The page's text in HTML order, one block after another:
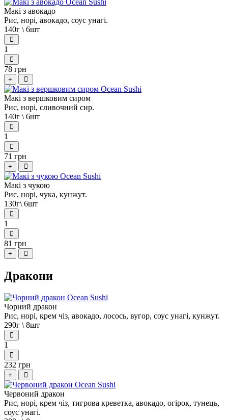
Макі з авокадо
Рис, норі, авокадо, соус унагі.
140г \ 6шт
1
78 грн
+
Макі з вершковим сиром
Рис, норі, сливочний сир.
140г \ 6шт
1
71 грн
+
Макі з чукою
Рис, норі, чука, кунжут.
130г\ 6шт
1
81 грн
+
Дракони
Чорний дракон
Рис, норі, крем чіз, авокадо, лосось, вугор, соус унагі, кунжут.
290г \ 8шт
1
232 грн
+
Червоний дракон
Рис, норі, крем чіз, тигрова креветка, авокадо, огірок, тунець,
соус унагі.